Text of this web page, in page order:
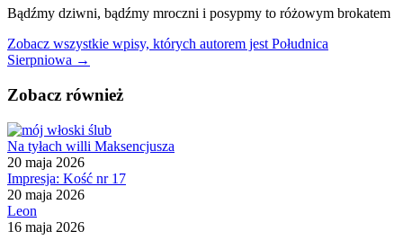
Bądźmy dziwni, bądźmy mroczni i posypmy to różowym brokatem
Zobacz wszystkie wpisy, których autorem jest Południca
Sierpniowa →
Zobacz również
Na tyłach willi Maksencjusza
20 maja 2026
Impresja: Kość nr 17
20 maja 2026
Leon
16 maja 2026